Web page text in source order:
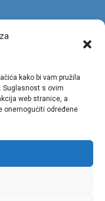
kako bi vam pružila
Suglasnost s ovim
web stranice, a
onemogućiti određene